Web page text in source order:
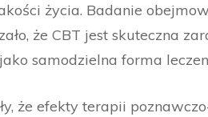
życia. Badanie
że CBT jest skuteczna
samodzielna forma
że efekty terapii